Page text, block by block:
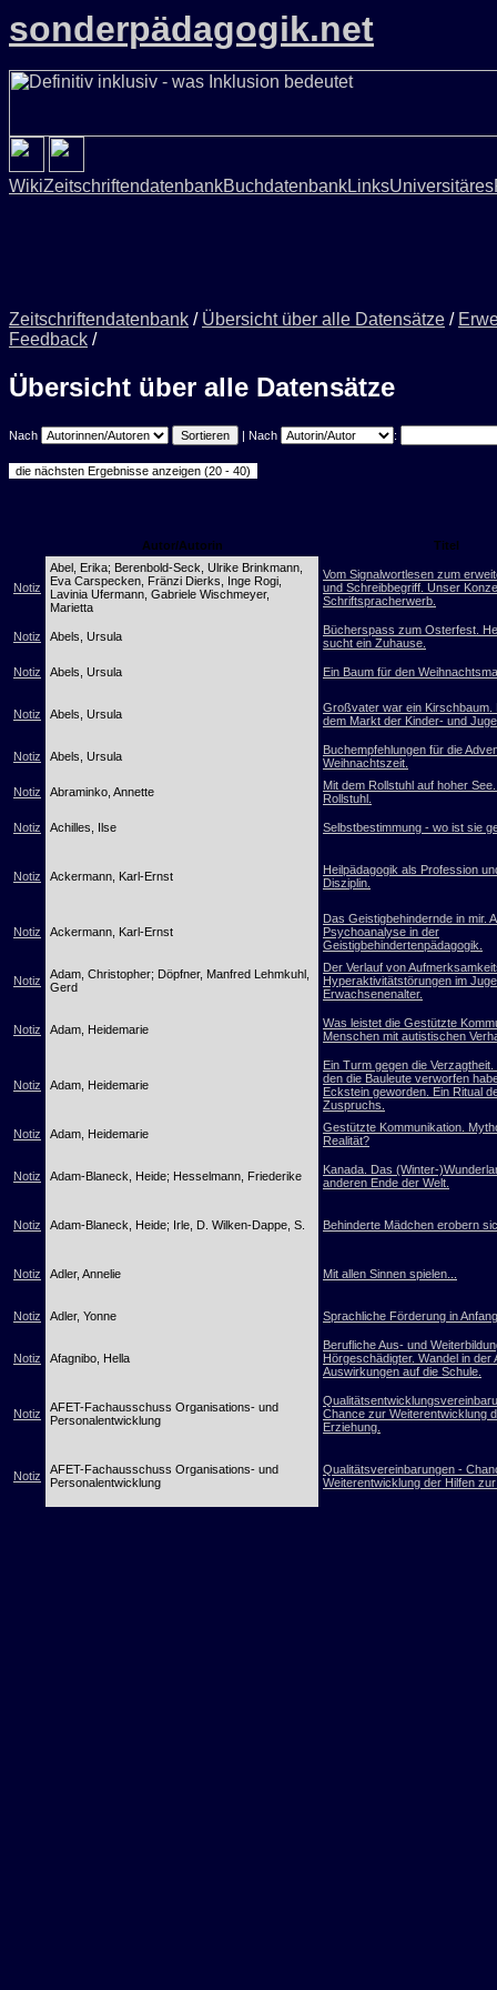
sonderpädagogik.net
WikiZeitschriftendatenbankBuchdatenbankLinksUniversitäres
Zeitschriftendatenbank / Übersicht über alle Datensätze /
Feedback /
Übersicht über alle Datensätze
Nach | Nach :
Autor/Autorin Titel
Notiz
Abel, Erika; Berenbold-Seck, Ulrike Brinkmann,
Eva Carspecken, Fränzi Dierks, Inge Rogi,
Lavinia Ufermann, Gabriele Wischmeyer,
Marietta
Vom Signalwortlesen zum
und Schreibbegriff. Unser
Schriftspracherwerb.
Notiz Abels, Ursula
Bücherspass zum Osterfest.
sucht ein Zuhause.
Notiz Abels, Ursula Ein Baum für den
Notiz Abels, Ursula
Großvater war ein Kirschbaum.
dem Markt der Kinder- und
Notiz Abels, Ursula
Buchempfehlungen für die
Weihnachtszeit.
Notiz Abraminko, Annette
Mit dem Rollstuhl auf hoher
Rollstuhl.
Notiz Achilles, Ilse Selbstbestimmung - wo ist sie
Notiz Ackermann, Karl-Ernst
Heilpädagogik als Profession
Disziplin.
Notiz Ackermann, Karl-Ernst
Das Geistigbehindernde in mir.
Psychoanalyse in der
Geistigbehindertenpädagogik.
Notiz
Adam, Christopher; Döpfner, Manfred Lehmkuhl,
Gerd
Der Verlauf von
Hyperaktivitätstörungen im
Erwachsenenalter.
Notiz Adam, Heidemarie
Was leistet die Gestützte
Menschen mit autistischen
Notiz Adam, Heidemarie
Ein Turm gegen die
den die Bauleute verworfen
Eckstein geworden. Ein Ritual
Zuspruchs.
Notiz Adam, Heidemarie
Gestützte Kommunikation.
Realität?
Notiz Adam-Blaneck, Heide; Hesselmann, Friederike
Kanada. Das (Winter-
anderen Ende der Welt.
Notiz Adam-Blaneck, Heide; Irle, D. Wilken-Dappe, S. Behinderte Mädchen erobern
Notiz Adler, Annelie Mit allen Sinnen spielen...
Notiz Adler, Yonne Sprachliche Förderung in
Notiz Afagnibo, Hella
Berufliche Aus- und
Hörgeschädigter. Wandel in der
Auswirkungen auf die Schule.
Notiz
AFET-Fachausschuss Organisations- und
Personalentwicklung
Chance zur Weiterentwicklung
Erziehung.
Notiz
AFET-Fachausschuss Organisations- und
Personalentwicklung
Qualitätsvereinbarungen -
Weiterentwicklung der Hilfen